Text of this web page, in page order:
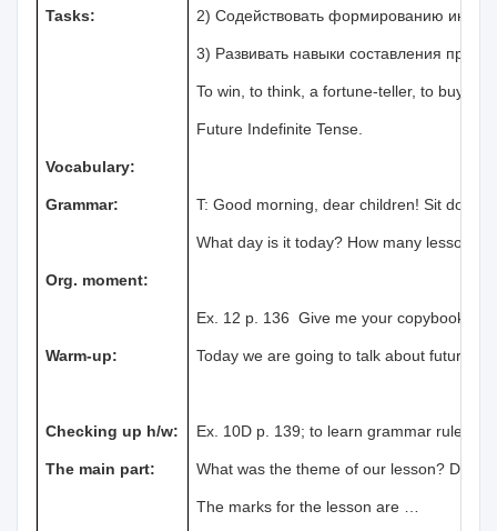
Tasks:
Vocabulary:
Grammar:
Org. moment:
Warm-up:
Checking up h/w:
The main part:
2) Содействовать формированию
3) Развивать навыки составления
To win, to think, a fortune-teller, to buy, to
Future Indefinite Tense.
T: Good morning, dear children! Sit
What day is it today? How many lessons
Ex. 12 p. 136 Give me your copybooks!
Today we are going to talk about future
Ex. 10D p. 139; to learn grammar rules.
What was the theme of our lesson? Did
The marks for the lesson are …